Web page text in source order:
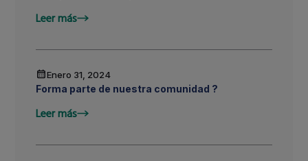
Leer más
Leer más
Forma parte de nuestra comunidad ?
Enero 31, 2024